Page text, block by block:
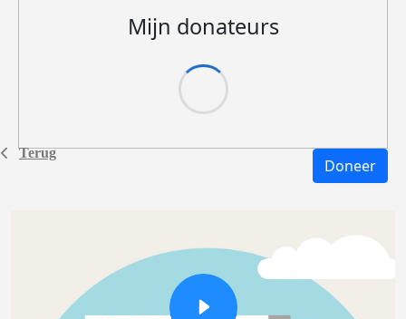
Terug
Mijn donateurs
Doneer